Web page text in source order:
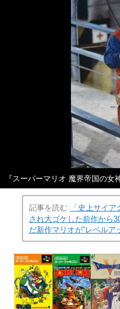
『スーパーマリオ 魔界帝国の女
記事を読む
「史上サイ
され大ゴケした前作から
だ新作マリオが“レベルア